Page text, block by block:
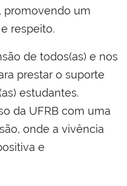
promovendo um
respeito.
de todos(as) e nos
prestar o suporte
estudantes.
da UFRB com uma
onde a vivência
e